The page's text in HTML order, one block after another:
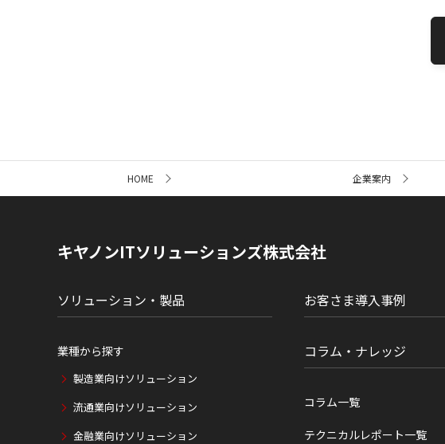
ト
HOME 企業案内
キヤノンITソリューションズ株式会社
ソリューション・製品
業種から探す
製造業向けソリューション
流通業向けソリューション
金融業向けソリューション
お客さま導入事例
コラム・ナレッジ
コラム一覧
テクニカルレポート一覧